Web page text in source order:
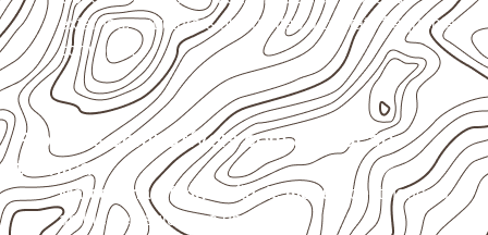
externas, estruturais ou sujeitas a contato frequente
com água.
Projetos compatíveis com avaliação
técnica
Marcenaria e fabricação de móveis
destinados a
ambientes sujeitos à umidade.